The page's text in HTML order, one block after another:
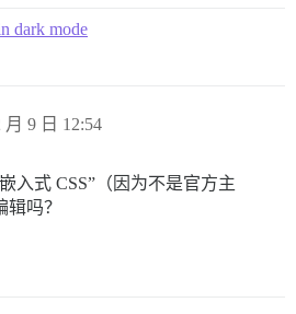
dark mode
月 9 日 12:54
入式 CSS”（因为不是官方主
吗？